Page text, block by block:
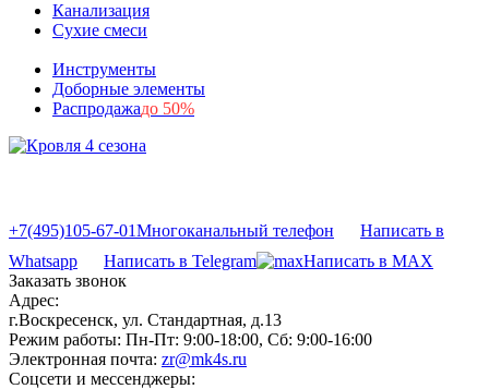
Канализация
Сухие смеси
Инструменты
Доборные элементы
Распродажадо 50%
+7(495)105-67-01Многоканальный телефон
Написать в
Whatsapp
Написать в Telegram
Написать в MAX
Заказать звонок
Адрес:
г.Воскресенск, ул. Стандартная, д.13
Режим работы: Пн-Пт: 9:00-18:00, Сб: 9:00-16:00
Электронная почта: zr@mk4s.ru
Соцсети и мессенджеры: